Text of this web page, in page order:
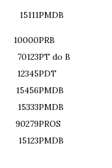
15111PMDB
10000PRB
70123PT do B
12345PDT
15456PMDB
15333PMDB
90279PROS
15123PMDB